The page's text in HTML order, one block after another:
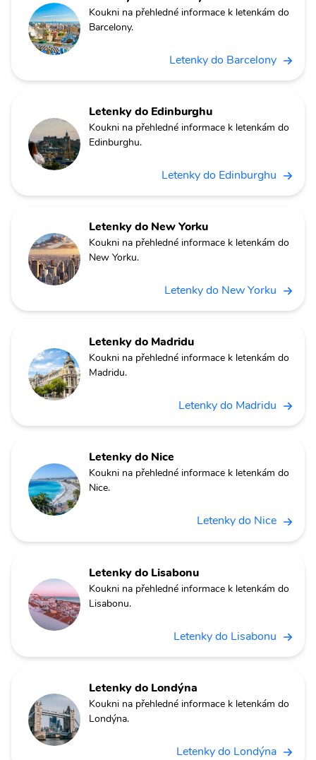
Koukni na přehledné informace k letenkám do
Barcelony.
Letenky do Barcelony
Letenky do Edinburghu
Koukni na přehledné informace k letenkám do
Edinburghu.
Letenky do Edinburghu
Letenky do New Yorku
Koukni na přehledné informace k letenkám do
New Yorku.
Letenky do New Yorku
Letenky do Madridu
Koukni na přehledné informace k letenkám do
Madridu.
Letenky do Madridu
Letenky do Nice
Koukni na přehledné informace k letenkám do
Nice.
Letenky do Nice
Letenky do Lisabonu
Koukni na přehledné informace k letenkám do
Lisabonu.
Letenky do Lisabonu
Letenky do Londýna
Koukni na přehledné informace k letenkám do
Londýna.
Letenky do Londýna